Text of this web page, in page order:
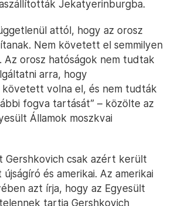
Jekatyerinburgba.
attól, hogy az orosz
Nem követett el semmilyen
Az orosz hatóságok nem tudtak
arra, hogy
volna el, és nem tudták
fogva tartását” – közölte az
Államok moszkvai
Gershkovich csak azért került
és amerikai. Az amerikai
azt írja, hogy az Egyesült
tartja Gershkovich